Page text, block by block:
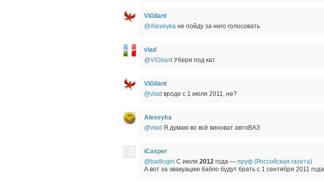
ViGilant
@Alexeyka не пойду за него голосовать
vlad
@ViGilant Убери под кат.
ViGilant
@vlad вроде с 1 июля 2011, не?
Alexeyka
@vlad Я думаю во всё виноват автоВАЗ
iCasper
@badlogin C июля 2012 года — пруф (Российская газета)
А вот за эвакуацию бабло будут брать с 1 сентября 2011 года.